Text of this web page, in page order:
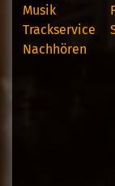
Musik
Trackservice
Nachhören